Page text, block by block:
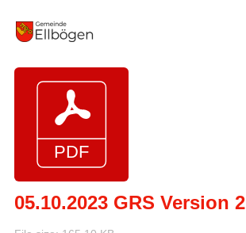
Inhalt
05.10.2023 GRS Version 2